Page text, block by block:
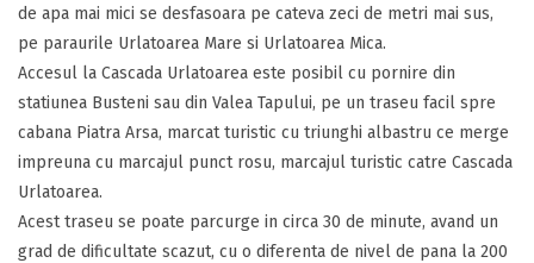
de apa mai mici se desfasoara pe cateva zeci de metri mai sus,
pe paraurile Urlatoarea Mare si Urlatoarea Mica.
Accesul la Cascada Urlatoarea este posibil cu pornire din
statiunea Busteni sau din Valea Tapului, pe un traseu facil spre
cabana Piatra Arsa, marcat turistic cu triunghi albastru ce merge
impreuna cu marcajul punct rosu, marcajul turistic catre Cascada
Urlatoarea.
Acest traseu se poate parcurge in circa 30 de minute, avand un
grad de dificultate scazut, cu o diferenta de nivel de pana la 200